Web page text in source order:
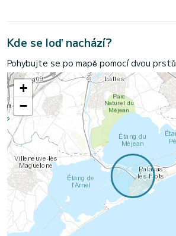
Kde se loď nachází?
Pohybujte se po mapě pomocí dvou prstů
+
−